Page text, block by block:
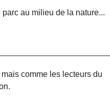
au milieu de la nature...
comme les lecteurs du